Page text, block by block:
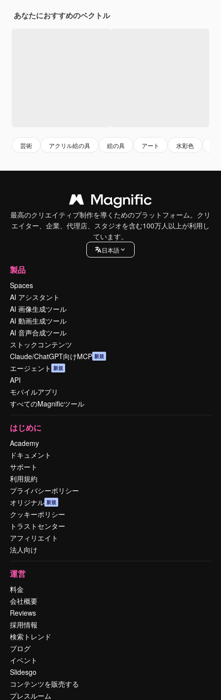
あなたにおすすめのベクトル
芸術 アクリル絵の具 絵の具 アート 水彩色
最高のクリエイティブ制作を導くためのプラットフォーム。クリ
エイター、企業、代理店、スタジオを含む100万人以上が利用し
ています。
日本語
製品
Spaces
AI アシスタント
AI 画像生成ツール
AI 動画生成ツール
AI 音声合成ツール
ストックコンテンツ
Claude/ChatGPT向けMCP 新規
エージェント 新規
API
モバイルアプリ
すべてのMagnificツール
はじめに
Academy
ドキュメント
サポート
利用規約
プライバシーポリシー
オリジナル 新規
クッキーポリシー
トラストセンター
アフィリエイト
法人向け
運営
料金
会社概要
Reviews
採用情報
検索トレンド
ブログ
イベント
Slidesgo
コンテンツを販売する
プレスルーム